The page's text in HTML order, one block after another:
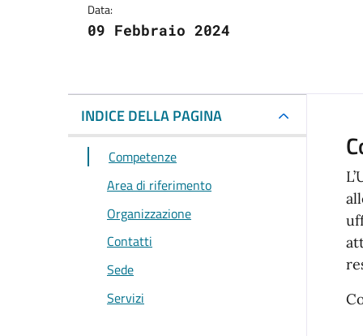
Data:
09 Febbraio 2024
INDICE DELLA PAGINA
Competenze
Area di riferimento
Organizzazione
Contatti
Sede
Servizi